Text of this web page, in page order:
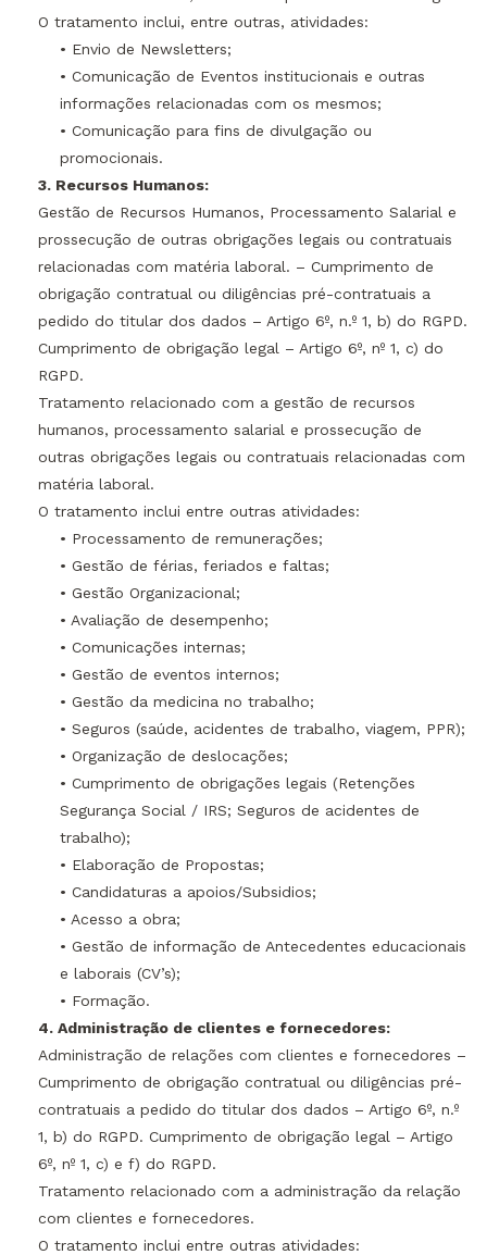
O tratamento inclui, entre outras, atividades:
• Envio de Newsletters;
• Comunicação de Eventos institucionais e outras
informações relacionadas com os mesmos;
• Comunicação para fins de divulgação ou
promocionais.
3. Recursos Humanos:
Gestão de Recursos Humanos, Processamento Salarial e
prossecução de outras obrigações legais ou contratuais
relacionadas com matéria laboral. – Cumprimento de
obrigação contratual ou diligências pré-contratuais a
pedido do titular dos dados – Artigo 6º, n.º 1, b) do RGPD.
Cumprimento de obrigação legal – Artigo 6º, nº 1, c) do
RGPD.
Tratamento relacionado com a gestão de recursos
humanos, processamento salarial e prossecução de
outras obrigações legais ou contratuais relacionadas com
matéria laboral.
O tratamento inclui entre outras atividades:
• Processamento de remunerações;
• Gestão de férias, feriados e faltas;
• Gestão Organizacional;
• Avaliação de desempenho;
• Comunicações internas;
• Gestão de eventos internos;
• Gestão da medicina no trabalho;
• Seguros (saúde, acidentes de trabalho, viagem, PPR);
• Organização de deslocações;
• Cumprimento de obrigações legais (Retenções
Segurança Social / IRS; Seguros de acidentes de
trabalho);
• Elaboração de Propostas;
• Candidaturas a apoios/Subsidios;
• Acesso a obra;
• Gestão de informação de Antecedentes educacionais
e laborais (CV’s);
• Formação.
4. Administração de clientes e fornecedores:
Administração de relações com clientes e fornecedores –
Cumprimento de obrigação contratual ou diligências pré-
contratuais a pedido do titular dos dados – Artigo 6º, n.º
1, b) do RGPD. Cumprimento de obrigação legal – Artigo
6º, nº 1, c) e f) do RGPD.
Tratamento relacionado com a administração da relação
com clientes e fornecedores.
O tratamento inclui entre outras atividades: